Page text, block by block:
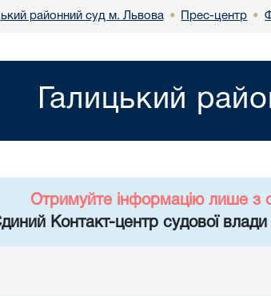
районний суд м. Львова • Прес-центр •
Галицький
Отримуйте інформацію лише з
Контакт-центр судової